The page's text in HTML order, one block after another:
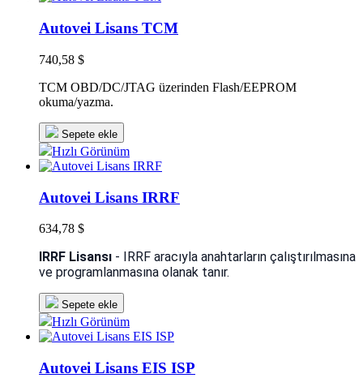
Autovei Lisans TCM
740,58 $
TCM OBD/DC/JTAG üzerinden Flash/EEPROM
okuma/yazma.
Sepete ekle
Hızlı Görünüm
Autovei Lisans IRRF
634,78 $
IRRF Lisansı - IRRF aracıyla anahtarların çalıştırılmasına
ve programlanmasına olanak tanır.
Sepete ekle
Hızlı Görünüm
Autovei Lisans EIS ISP